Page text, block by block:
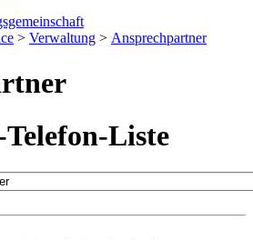
> Verwaltung > Ansprechpartner
Liste